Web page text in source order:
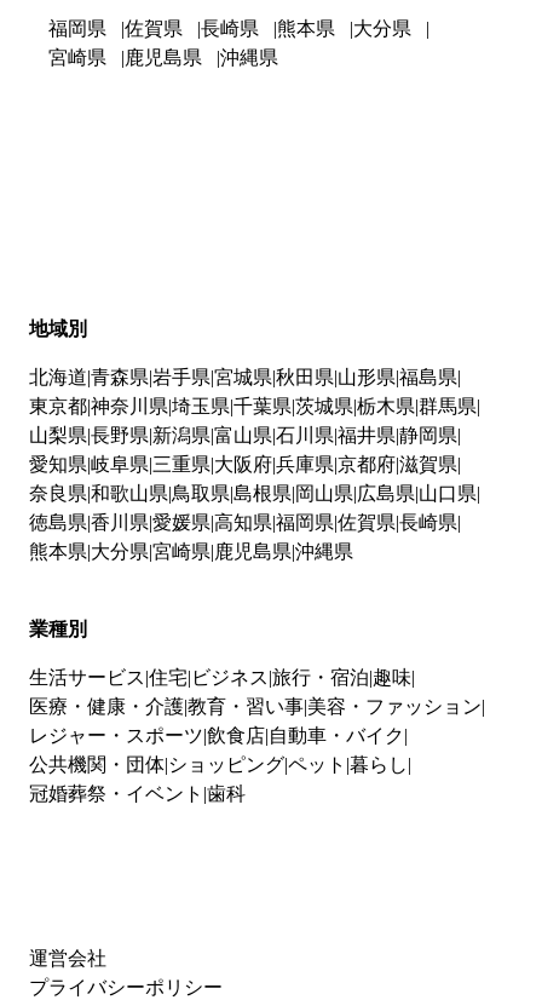
福岡県 佐賀県 長崎県 熊本県
大分県
宮崎県
鹿児島県 沖縄県
地域別
北海道 青森県 岩手県 宮城県 秋田県 山形県 福島県
東京都神奈川県 埼玉県 千葉県 茨城県 栃木県 群馬県
山梨県 長野県 新潟県 富山県 石川県 福井県 静岡県
愛知県 岐阜県 三重県 大阪府兵庫県 京都府滋賀県
奈良県 和歌山県 鳥取県 島根県 岡山県 広島県 山口県
徳島県 香川県 愛媛県 高知県 福岡県 佐賀県 長崎県
熊本県 大分県 宮崎県 鹿児島県 沖縄県
業種別
生活サービス 住宅 ビジネス 旅行・宿泊 趣味
医療・健康・介護教育・習い事 美容・ファッション
レジャー・スポーツ 飲食店 自動車・バイク
公共機関・団体 ショッピングペット 暮らし
冠婚葬祭・イベント 歯科
運営会社
プライバシーポリシー